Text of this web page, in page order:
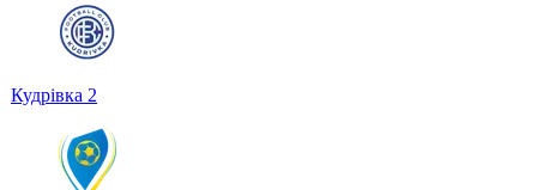
Кудрівка 2